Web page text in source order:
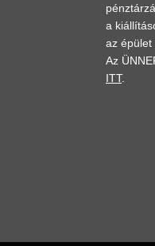
a
az épület
Az
ITT.